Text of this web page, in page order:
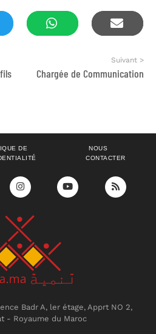
Suivant >
Chargée de Communication
DE
NOUS
CONTACTER
Badr A, ler étage, Apprt NO 2,
- Royaume du Maroc